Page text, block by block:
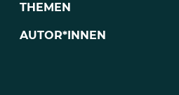
THEMEN
AUTOR*INNEN